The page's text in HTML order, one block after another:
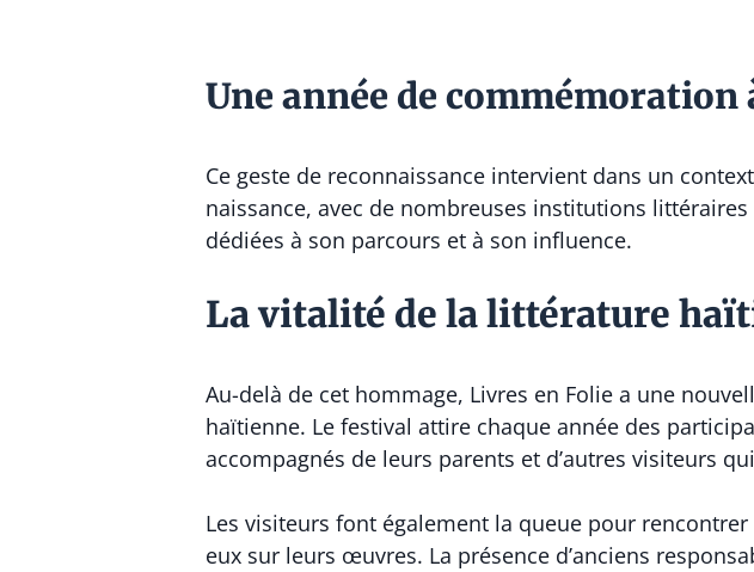
Une année de commémoration
Ce geste de reconnaissance intervient dans un
naissance, avec de nombreuses institutions
dédiées à son parcours et à son influence.
La vitalité de la littérature
Au-delà de cet hommage, Livres en Folie a une
haïtienne. Le festival attire chaque année des
accompagnés de leurs parents et d’autres visiteurs
Les visiteurs font également la queue pour
eux sur leurs œuvres. La présence d’anciens